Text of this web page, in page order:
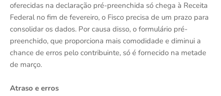
oferecidas na declaração pré-preenchida só chega à Receita
Federal no fim de fevereiro, o Fisco precisa de um prazo para
consolidar os dados. Por causa disso, o formulário pré-
preenchido, que proporciona mais comodidade e diminui a
chance de erros pelo contribuinte, só é fornecido na metade
de março.
Atraso e erros